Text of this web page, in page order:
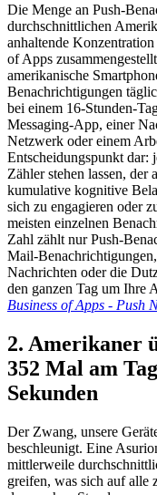
Die Menge an Push-
durchschnittlichen
anhaltende
of Apps
amerikanische
Benachrichtigungen
bei einem 16-Stunden-
Messaging-App, einer
Netzwerk oder einem
Entscheidungspunkt dar:
Zähler stehen lassen, der
kumulative kognitive
sich zu engagieren oder
meisten einzelnen
Zahl zählt nur Push-
Mail-
Nachrichten oder die
den ganzen Tag um Ihre
Business of Apps - Push
2. Amerikaner
352 Mal am
Sekunden
Der Zwang, unsere
beschleunigt. Eine
mittlerweile
greifen, was sich auf alle